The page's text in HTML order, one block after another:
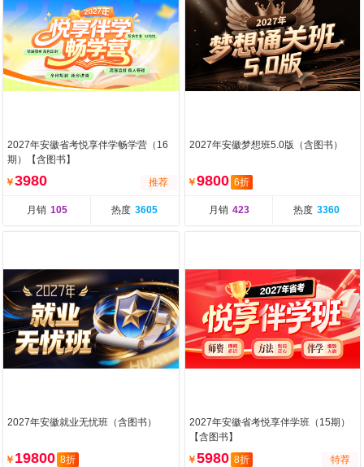
2027年安徽省考悦享伴学畅学营（16
期）【含图书】
￥3980 推荐
月销 105 热度 3605
2027年安徽梦想班5.0版（含图书）
￥9800 6折
月销 423 热度 3360
2027年安徽就业无忧班（含图书）
￥ 19800 8折
2027年安徽省考悦享伴学班（15期）
【含图书】
￥5980 8折 特荐